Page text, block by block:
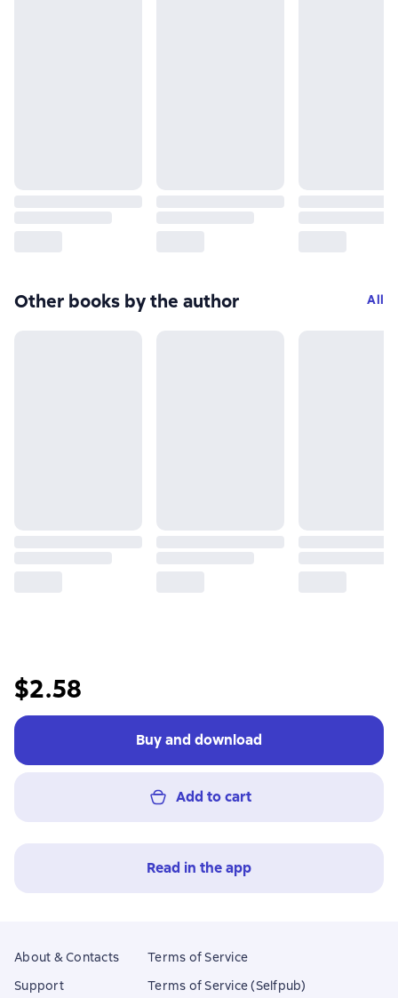
$2.58
Buy and download
Add to cart
Read in the app
Other books by the author All
About & Contacts
Support
Terms of Service
Terms of Service (Selfpub)